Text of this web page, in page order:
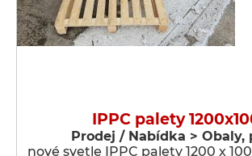
IPPC palety
Prodej / Nabídka > Obaly,
nové svetle IPPC palety 1200 x